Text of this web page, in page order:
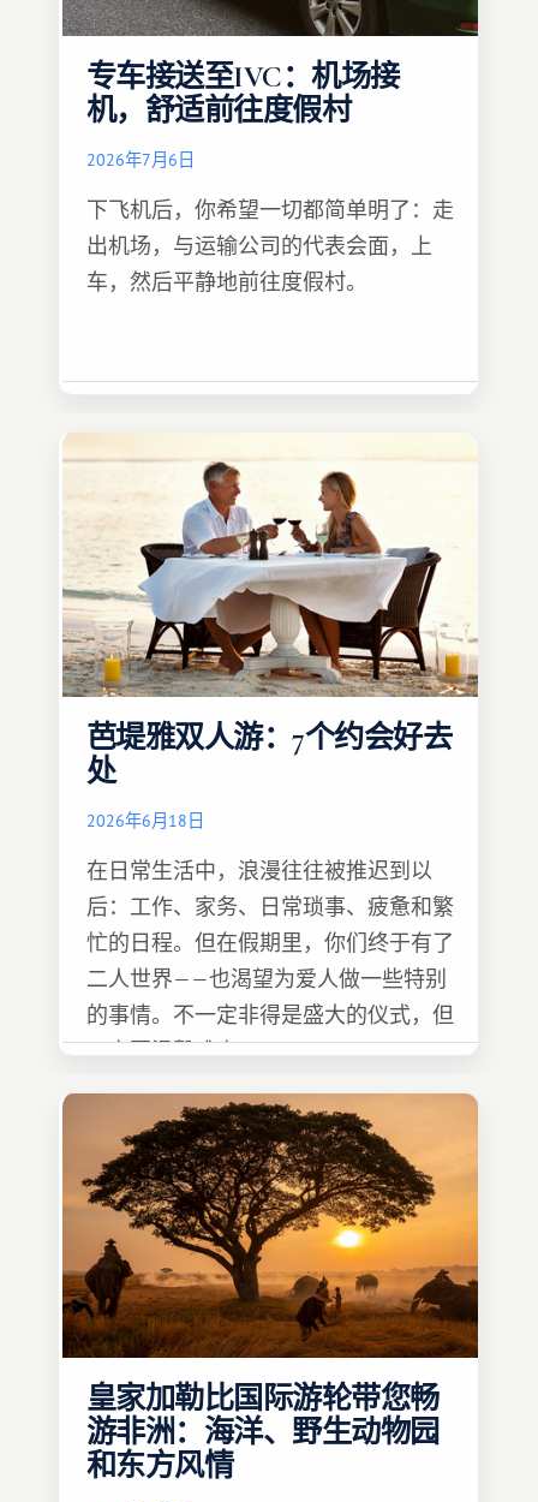
专车接送至IVC：机场接
机，舒适前往度假村
2026年7月6日
下飞机后，你希望一切都简单明了：走
出机场，与运输公司的代表会面，上
车，然后平静地前往度假村。
芭堤雅双人游：7个约会好去
处
2026年6月18日
在日常生活中，浪漫往往被推迟到以
后：工作、家务、日常琐事、疲惫和繁
忙的日程。但在假期里，你们终于有了
二人世界——也渴望为爱人做一些特别
的事情。不一定非得是盛大的仪式，但
一定要温馨难忘 :)
皇家加勒比国际游轮带您畅
游非洲：海洋、野生动物园
和东方风情